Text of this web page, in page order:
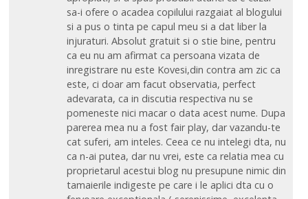
sa-i ofere o acadea copilului razgaiat al blogului
si a pus o tinta pe capul meu si a dat liber la
injuraturi. Absolut gratuit si o stie bine, pentru
ca eu nu am afirmat ca persoana vizata de
inregistrare nu este Kovesi,din contra am zic ca
este, ci doar am facut observatia, perfect
adevarata, ca in discutia respectiva nu se
pomeneste nici macar o data acest nume. Dupa
parerea mea nu a fost fair play, dar vazandu-te
cat suferi, am inteles. Ceea ce nu intelegi dta, nu
ca n-ai putea, dar nu vrei, este ca relatia mea cu
proprietarul acestui blog nu presupune nimic din
tamaierile indigeste pe care i le aplici dta cu o